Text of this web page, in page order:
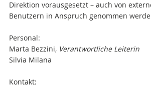
Direktion vorausgesetzt – auch von
Benutzern in Anspruch genommen
Personal:
Marta Bezzini, Verantwortliche Leiterin
Silvia Milana
Kontakt: